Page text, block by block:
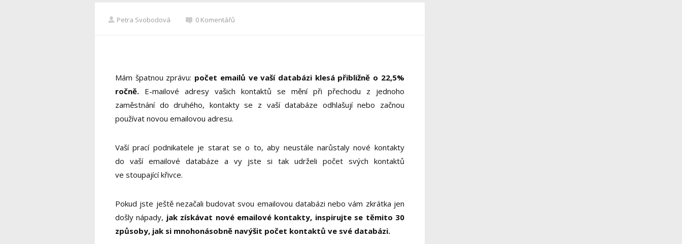
Petra Svobodová 0 Komentářů
Mám špatnou zprávu: počet emailů ve vaší databázi klesá přibližně o 22,5%
ročně. E-mailové adresy vašich kontaktů se mění při přechodu z jednoho
zaměstnání do druhého, kontakty se z vaší databáze odhlašují nebo začnou
používat novou emailovou adresu.
Vaší prací podnikatele je starat se o to, aby neustále narůstaly nové kontakty
do vaší emailové databáze a vy jste si tak udrželi počet svých kontaktů
ve stoupající křivce.
Pokud jste ještě nezačali budovat svou emailovou databázi nebo vám zkrátka jen
došly nápady, jak získávat nové emailové kontakty, inspirujte se těmito 30
způsoby, jak si mnohonásobně navýšit počet kontaktů ve své databázi.